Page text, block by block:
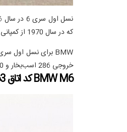
که در سال 1970 از کمپانی مرسدس به BMW پیوسته بود.
خروجی 286 اسب‌بخار و 340 نیوتن متر گشتاور را تولید کرده است. سال ۱۹۸۷ اولین M6 با سرعت‌گیری صفر تا صد کیلومتر بر ساعت ۶ ثانیه عرضه شد.
BMW M6 کد اتاق E63